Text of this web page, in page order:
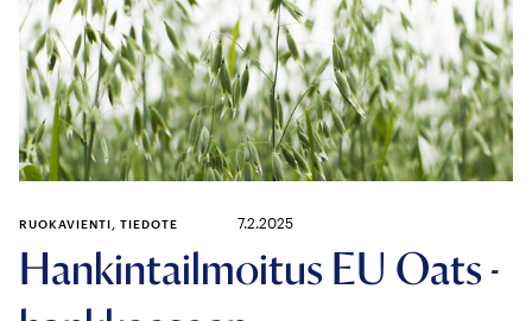
Hankintailmoitus EU Oats -
RUOKAVIENTI, TIEDOTE 7.2.2025